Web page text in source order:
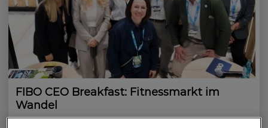
FIBO CEO Breakfast: Fitnessmarkt im
Wandel